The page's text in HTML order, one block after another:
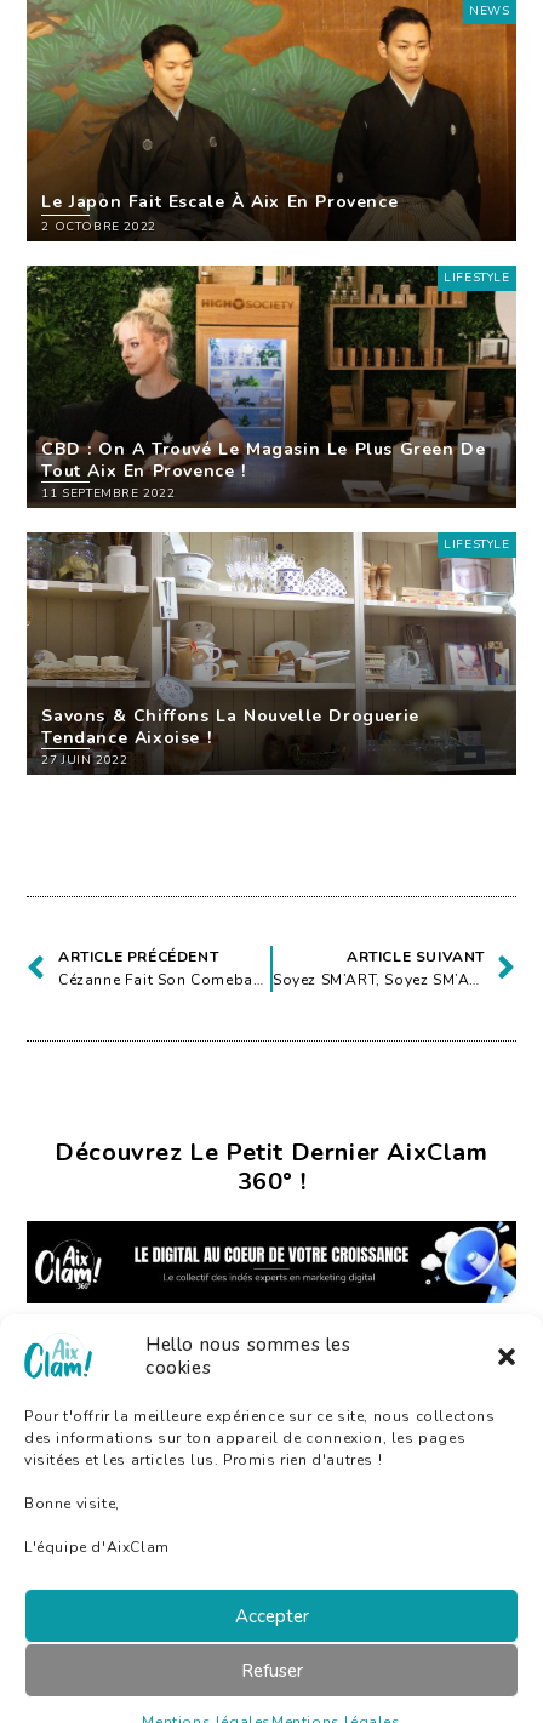
Hello nous sommes les
cookies
Pour t'offrir la meilleure expérience sur ce site, nous collectons
des informations sur ton appareil de connexion, les pages
visitées et les articles lus. Promis rien d'autres !
Bonne visite,
L'équipe d'AixClam
Accepter
Refuser
NEWS
Le Japon Fait Escale À Aix En Provence
2 OCTOBRE 2022
LIFESTYLE
CBD : On A Trouvé Le Magasin Le Plus Green De
Tout Aix En Provence !
11 SEPTEMBRE 2022
LIFESTYLE
Savons & Chiffons La Nouvelle Droguerie
Tendance Aixoise !
27 JUIN 2022
ARTICLE PRÉCÉDENT
Cézanne Fait Son Comeback Au Musée Granet !
ARTICLE SUIVANT
Soyez SM’ART, Soyez SM’ART Aix !
Découvrez Le Petit Dernier AixClam
360° !
A Propos D’AixClam
Mentions Légales